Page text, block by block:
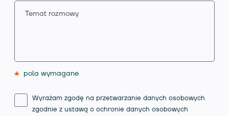
* pola wymagane
Wyrażam zgodę na przetwarzanie danych osobowych
zgodnie z ustawą o ochronie danych osobowych